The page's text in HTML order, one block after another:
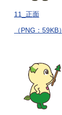
11_正面
（PNG：59KB）